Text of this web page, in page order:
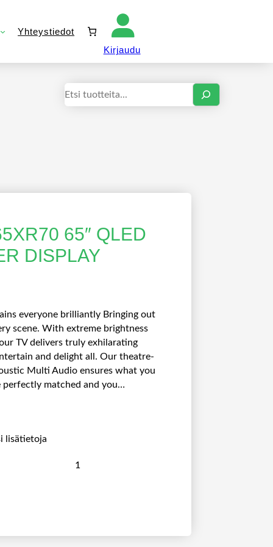
Yhteystiedot
Kirjaudu
Haku
65″ QLED
DISPLAY
everyone brilliantly Bringing out
scene. With extreme brightness
TV delivers truly exhilarating
and delight all. Our theatre-
Multi Audio ensures what you
perfectly matched and you…
lisätietoja
W